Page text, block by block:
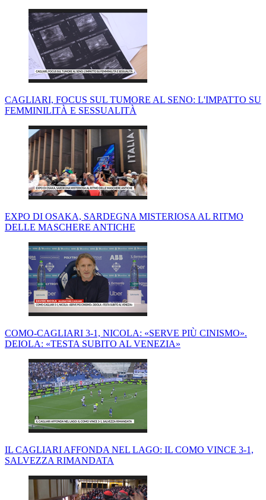
CAGLIARI, FOCUS SUL TUMORE AL SENO: L'IMPATTO SU
FEMMINILITÀ E SESSUALITÀ
EXPO DI OSAKA, SARDEGNA MISTERIOSA AL RITMO
DELLE MASCHERE ANTICHE
COMO-CAGLIARI 3-1, NICOLA: «SERVE PIÙ CINISMO».
DEIOLA: «TESTA SUBITO AL VENEZIA»
IL CAGLIARI AFFONDA NEL LAGO: IL COMO VINCE 3-1,
SALVEZZA RIMANDATA